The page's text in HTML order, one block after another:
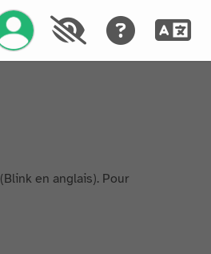
your account
en anglais). Pour